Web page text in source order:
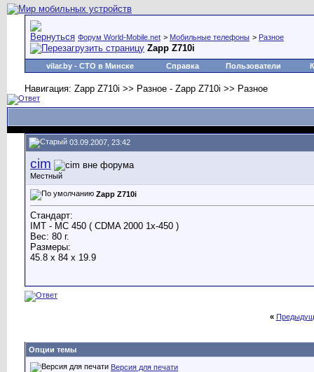
Форум World-Mobile.net > Мобильные телефоны > Разное
Zapp Z710i
vilar.by - СТО в Минске Справка Пользователи
Навигация: Zapp Z710i >> Разное - Zapp Z710i >> Разное
03.09.2007, 23:42
cim
Местный
Zapp Z710i
Стандарт:
IMT - MC 450 ( CDMA 2000 1x-450 )
Вес: 80 г.
Размеры:
45.8 x 84 x 19.9
«
Опции темы
Версия для печати